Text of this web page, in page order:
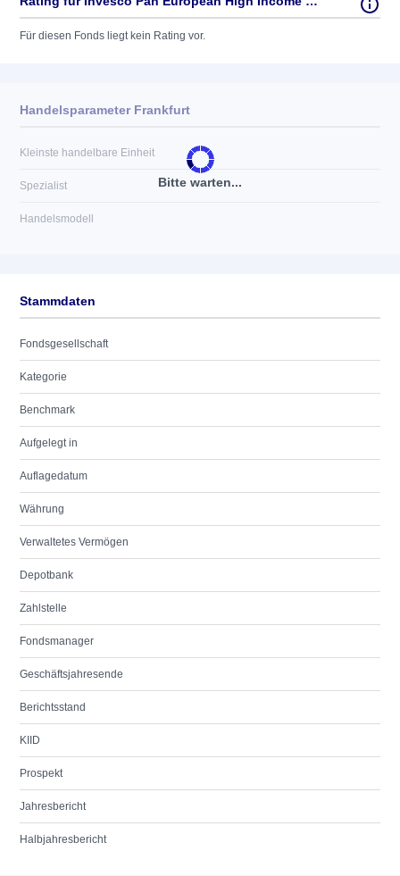
Für diesen Fonds liegt kein Rating vor.
Bitte warten...
Handelsparameter Frankfurt
Kleinste handelbare Einheit
Spezialist
Handelsmodell
Stammdaten
Fondsgesellschaft
Kategorie
Benchmark
Aufgelegt in
Auflagedatum
Währung
Verwaltetes Vermögen
Depotbank
Zahlstelle
Fondsmanager
Geschäftsjahresende
Berichtsstand
KIID
Prospekt
Jahresbericht
Halbjahresbericht